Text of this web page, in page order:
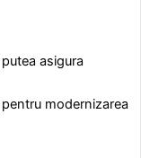
asigura
modernizarea